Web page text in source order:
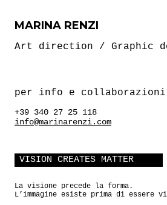
MARINA RENZI
Art direction / Graphic
per info e
+39 340 27 25 118
info@marinarenzi.com
VISION CREATES MATTER
La visione precede la forma.
L’immagine esiste prima di essere